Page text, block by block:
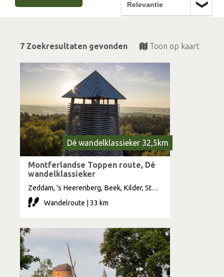
7 Zoekresultaten gevonden Toon op kaart
Dé wandelklassieker 32,5km
Montferlandse Toppen route, Dé
wandelklassieker
Zeddam, 's Heerenberg, Beek, Kilder, Stokkum
Wandelroute | 33 km